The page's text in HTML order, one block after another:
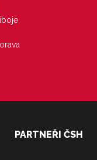
PARTNEŘI ČSH